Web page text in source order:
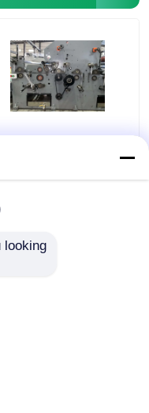
* 1450 mm 5-
Flötenlaminator-
looking